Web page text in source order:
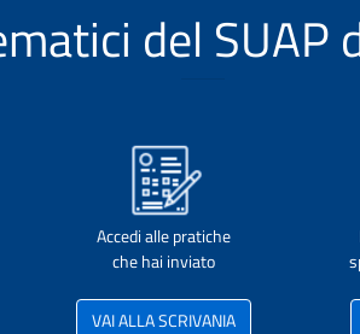
del SUAP
Accedi alle pratiche
che hai inviato
VAI ALLA SCRIVANIA